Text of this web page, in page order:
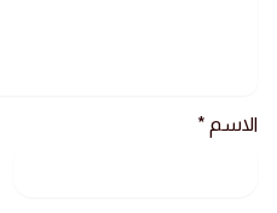
الاسم *